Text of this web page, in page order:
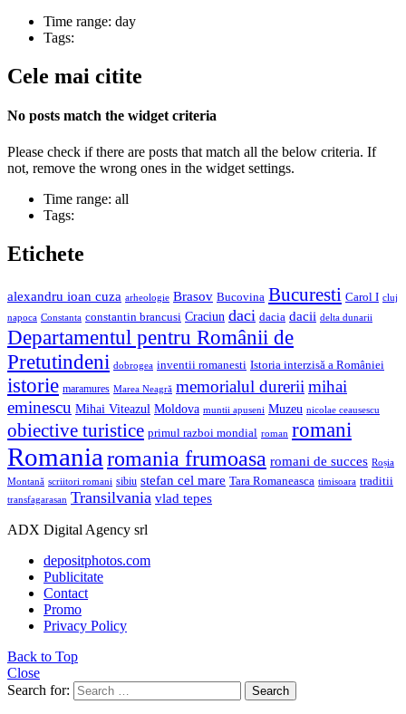
Time range: day
Tags:
Cele mai citite
No posts match the widget criteria
Please check if there are posts that match all the below criteria. If
not, remove the wrong ones in the widget settings.
Time range: all
Tags:
Etichete
alexandru ioan cuza arheologie Brasov Bucovina Bucuresti Carol I cluj
napoca Constanta constantin brancusi Craciun daci dacia dacii delta dunarii
Departamentul pentru Românii de
Pretutindeni dobrogea inventii romanesti Istoria interzisă a României
istorie maramures Marea Neagră memorialul dureriimihai
eminescu Mihai Viteazul Moldova muntii apuseni Muzeu nicolae ceausescu
obiective turistice primul razboi mondial roman romani
Romaniaromania frumoasa romani de succes Roșia
Montană scriitori romani sibiu stefan cel mare Tara Romaneasca timisoara traditii
transfagarasan Transilvania vlad tepes
ADX Digital Agency srl
depositphotos.com
Publicitate
Contact
Promo
Privacy Policy
Back to Top
Close
Search for:
Search